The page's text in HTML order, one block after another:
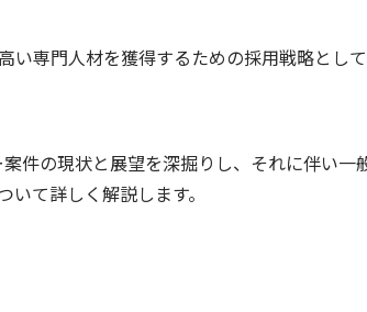
専門人材を獲得するための採用戦略として
件の現状と展望を深掘りし、それに伴い一
て詳しく解説します。